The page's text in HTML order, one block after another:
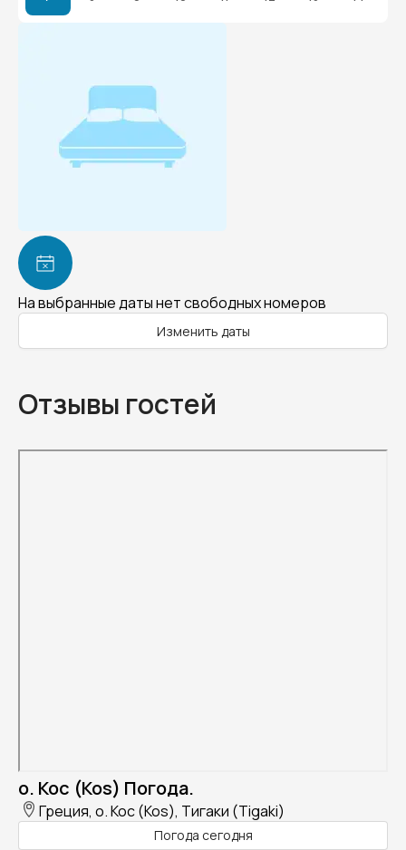
На выбранные даты нет свободных номеров
Изменить даты
Отзывы гостей
о. Кос (Kos) Погода.
Греция, о. Кос (Kos), Тигаки (Tigaki)
Погода сегодня